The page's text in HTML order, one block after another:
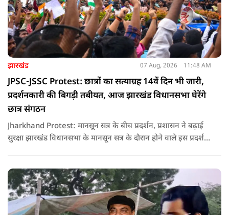
झारखंड 07 Aug, 2026 11:48 AM
JPSC-JSSC Protest: छात्रों का सत्याग्रह 14वें दिन भी जारी,
प्रदर्शनकारी की बिगड़ी तबीयत, आज झारखंड विधानसभा घेरेंगे
छात्र संगठन
Jharkhand Protest: मानसून सत्र के बीच प्रदर्शन, प्रशासन ने बढ़ाई
सुरक्षा झारखंड विधानसभा के मानसून सत्र के दौरान होने वाले इस प्रदर्शन
जनाधिकार महासभा के आह्वान पर आयोजित किया जा रहा है.